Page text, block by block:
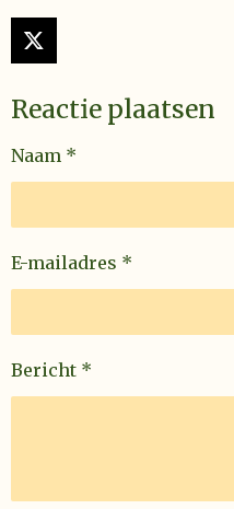
X
Reactie plaatsen
Naam *
E-mailadres *
Bericht *